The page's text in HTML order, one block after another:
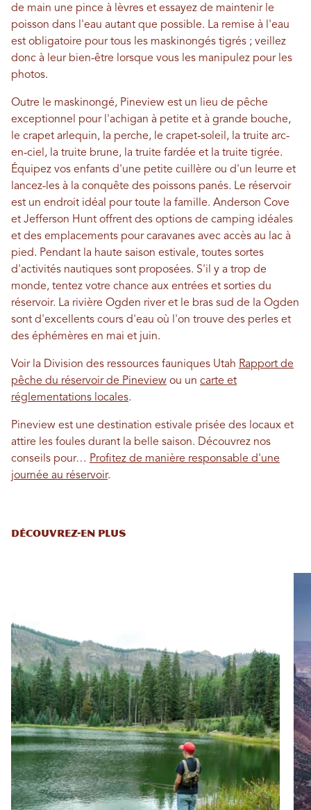
de main une pince à lèvres et essayez de maintenir le
poisson dans l'eau autant que possible. La remise à l'eau
est obligatoire pour tous les maskinongés tigrés ; veillez
donc à leur bien-être lorsque vous les manipulez pour les
photos.
Outre le maskinongé, Pineview est un lieu de pêche
exceptionnel pour l'achigan à petite et à grande bouche,
le crapet arlequin, la perche, le crapet-soleil, la truite arc-
en-ciel, la truite brune, la truite fardée et la truite tigrée.
Équipez vos enfants d'une petite cuillère ou d'un leurre et
lancez-les à la conquête des poissons panés. Le réservoir
est un endroit idéal pour toute la famille. Anderson Cove
et Jefferson Hunt offrent des options de camping idéales
et des emplacements pour caravanes avec accès au lac à
pied. Pendant la haute saison estivale, toutes sortes
d'activités nautiques sont proposées. S'il y a trop de
monde, tentez votre chance aux entrées et sorties du
réservoir. La rivière Ogden river et le bras sud de la Ogden
sont d'excellents cours d'eau où l'on trouve des perles et
des éphémères en mai et juin.
Voir la Division des ressources fauniques Utah Rapport de
pêche du réservoir de Pineview ou un carte et
réglementations locales.
Pineview est une destination estivale prisée des locaux et
attire les foules durant la belle saison. Découvrez nos
conseils pour… Profitez de manière responsable d'une
journée au réservoir.
DÉCOUVREZ-EN PLUS